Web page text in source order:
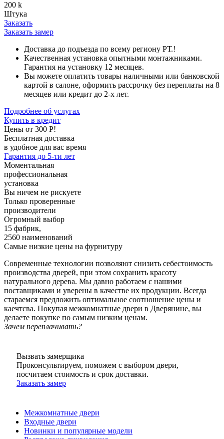
200 k
Штука
Заказать
Заказать замер
Доставка до подъезда по всему региону РТ.!
Качественная установка опытными монтажниками.
Гарантия на установку 12 месяцев.
Вы можете оплатить товары наличными или банковской
картой в салоне, оформить рассрочку без переплаты на 8
месяцев или кредит до 2-х лет.
Подробнее об услугах
Купить в кредит
Цены от 300 Р!
Бесплатная доставка
в удобное для вас время
Гарантия до 5-ти лет
Моментальная
профессиональная
установка
Вы ничем не рискуете
Только проверенные
производители
Огромный выбор
15 фабрик,
2560 наименований
Самые низкие цены на фурнитуру
Современные технологии позволяют снизить себестоимость
производства дверей, при этом сохранить красоту
натурального дерева. Мы давно работаем с нашими
поставщиками и уверены в качестве их продукции. Всегда
стараемся предложить оптимальное соотношение цены и
каечтсва. Покупая межкомнатные двери в Дверянине, вы
делаете покупке по самым низким ценам.
Зачем переплачивать?
Вызвать замерщика
Проконсультируем, поможем с выбором двери,
посчитаем стоимость и срок доставки.
Заказать замер
Межкомнатные двери
Входные двери
Новинки и популярные модели